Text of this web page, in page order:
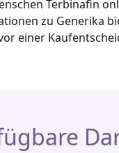
Terbinafin
zu Generika
einer